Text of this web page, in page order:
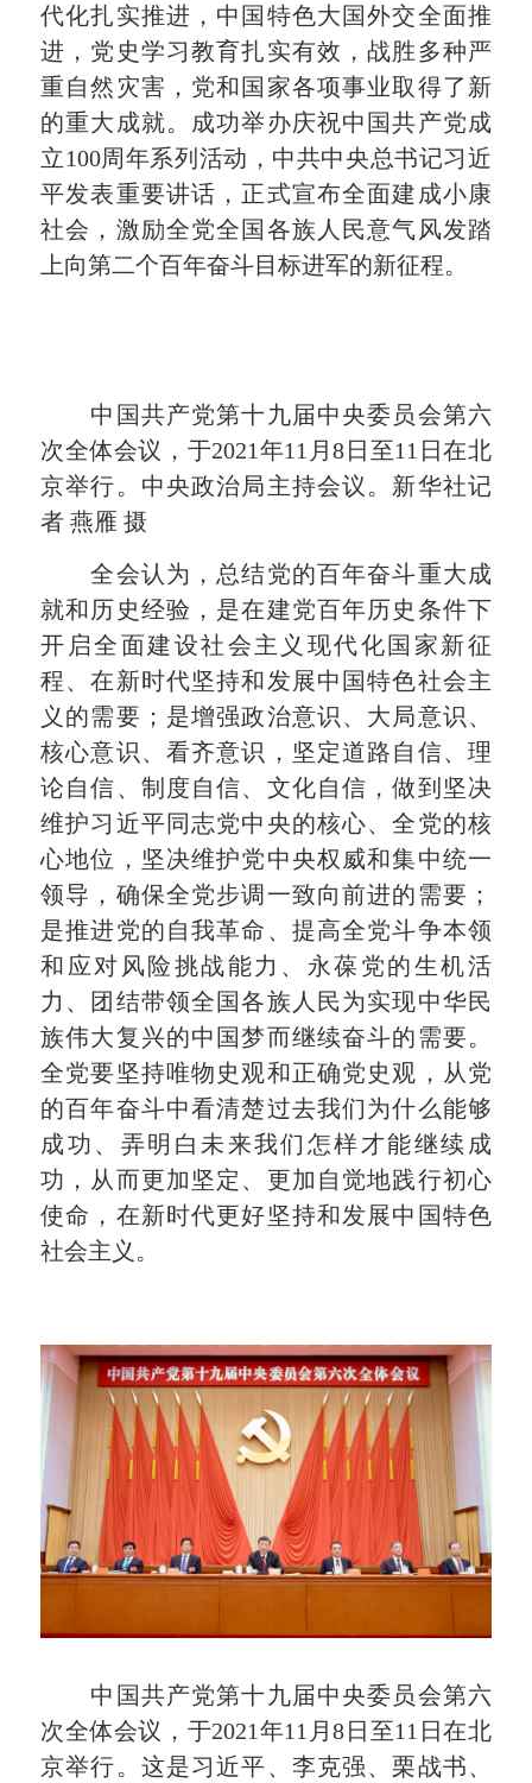
代化扎实推进，中国特色大国外交全面推
进，党史学习教育扎实有效，战胜多种严
重自然灾害，党和国家各项事业取得了新
的重大成就。成功举办庆祝中国共产党成
立100周年系列活动，中共中央总书记习近
平发表重要讲话，正式宣布全面建成小康
社会，激励全党全国各族人民意气风发踏
上向第二个百年奋斗目标进军的新征程。
中国共产党第十九届中央委员会第六
次全体会议，于2021年11月8日至11日在北
京举行。中央政治局主持会议。新华社记
者 燕雁 摄
全会认为，总结党的百年奋斗重大成
就和历史经验，是在建党百年历史条件下
开启全面建设社会主义现代化国家新征
程、在新时代坚持和发展中国特色社会主
义的需要；是增强政治意识、大局意识、
核心意识、看齐意识，坚定道路自信、理
论自信、制度自信、文化自信，做到坚决
维护习近平同志党中央的核心、全党的核
心地位，坚决维护党中央权威和集中统一
领导，确保全党步调一致向前进的需要；
是推进党的自我革命、提高全党斗争本领
和应对风险挑战能力、永葆党的生机活
力、团结带领全国各族人民为实现中华民
族伟大复兴的中国梦而继续奋斗的需要。
全党要坚持唯物史观和正确党史观，从党
的百年奋斗中看清楚过去我们为什么能够
成功、弄明白未来我们怎样才能继续成
功，从而更加坚定、更加自觉地践行初心
使命，在新时代更好坚持和发展中国特色
社会主义。
中国共产党第十九届中央委员会第六
次全体会议，于2021年11月8日至11日在北
京举行。这是习近平、李克强、栗战书、